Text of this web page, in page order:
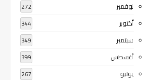
نوفمبر 272
أكتوبر 344
سبتمبر 349
أغسطس 399
يوليو 267